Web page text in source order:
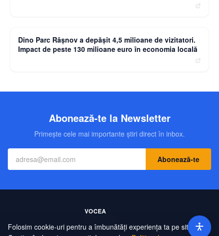
Dino Parc Râșnov a depășit 4,5 milioane de vizitatori.
Impact de peste 130 milioane euro în economia locală
Abonează-te la Newsletter
Primește cele mai importante știri direct în inbox.
Abonează-te
ContactEchipa Publicitate Politică de ConfidențialitateHartă Site
Folosim cookie-uri pentru a îmbunătăți experiența ta pe site.